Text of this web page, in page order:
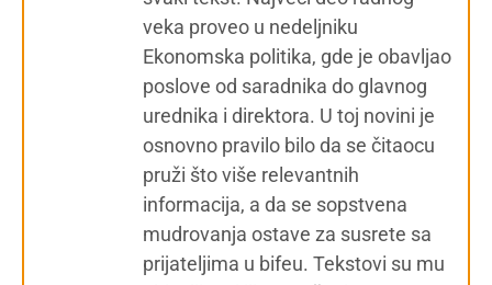
veka proveo u nedeljniku
Ekonomska politika, gde je obavljao
poslove od saradnika do glavnog
urednika i direktora. U toj novini je
osnovno pravilo bilo da se čitaocu
pruži što više relevantnih
informacija, a da se sopstvena
mudrovanja ostave za susrete sa
prijateljima u bifeu. Tekstovi su mu